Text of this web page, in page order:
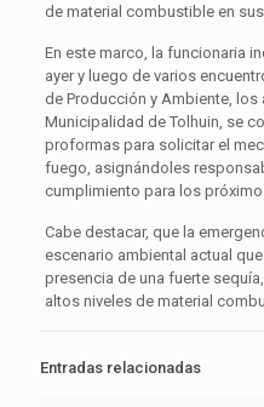
de material combustible en
En este marco, la funcionaria
ayer y luego de varios
de Producción y Ambiente, los
Municipalidad de Tolhuin, se
proformas para solicitar el
fuego, asignándoles
cumplimiento para los
Cabe destacar, que la
escenario ambiental actual
presencia de una fuerte
altos niveles de material
Entradas relacionadas